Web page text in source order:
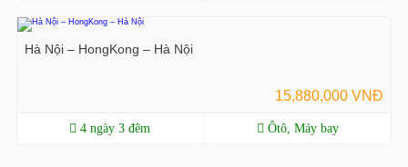
Hà Nội – HongKong – Hà Nội
15,880,000 VNĐ
4 ngày 3 đêm Ôtô, Máy bay